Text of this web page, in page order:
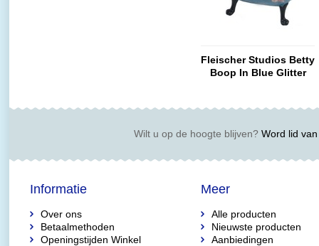
Fleischer Studios Betty
Boop In Blue Glitter
Wilt u op de hoogte blijven?Word lid van
Informatie
Over ons
Betaalmethoden
Openingstijden Winkel
Meer
Alle producten
Nieuwste producten
Aanbiedingen